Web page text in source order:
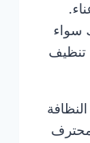
سواء
تنظيف